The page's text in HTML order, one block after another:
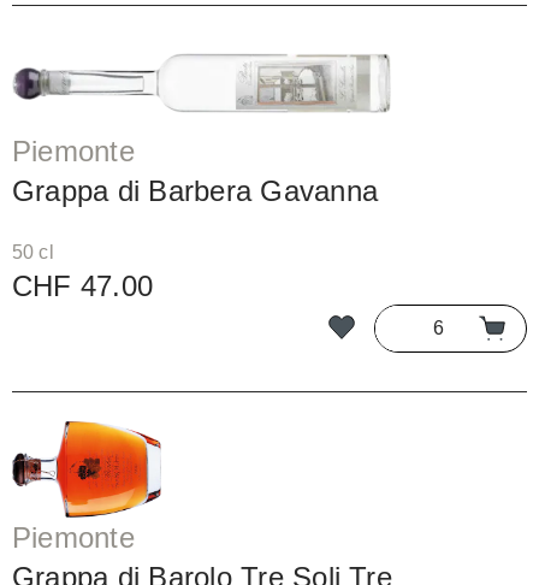
Piemonte
Grappa di Barbera Gavanna
50 cl
CHF 47.00
Piemonte
Grappa di Barolo Tre Soli Tre